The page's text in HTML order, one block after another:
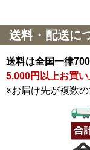
送料・配送に
送料は全国一律
5,000円以上お買い
※お届け先が複数